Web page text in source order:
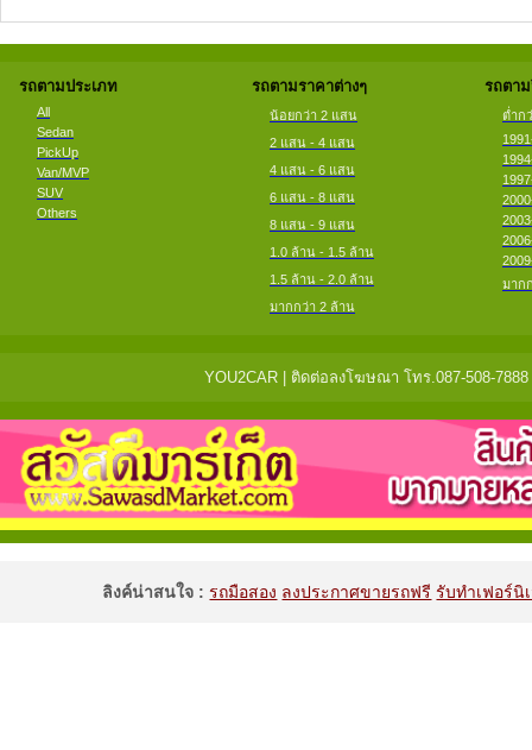
รถตามประเภท
All
Sedan
PickUp
Van/MVP
SUV
Others
รถตามราคาต่างๆ
น้อยกว่า 2 แสน
2 แสน - 4 แสน
4 แสน - 6 แสน
6 แสน - 8 แสน
8 แสน - 9 แสน
1.0 ล้าน - 1.5 ล้าน
1.5 ล้าน - 2.0 ล้าน
มากกว่า 2 ล้าน
รถตา
ต่ำก
มาก
YOU2CAR | ติดต่อลงโฆษณา โทร.087-508-
ลิงค์น่าสนใจ :รถมือสอง ลงประกาศขายรถฟรี รับทำเฟอร์นิ